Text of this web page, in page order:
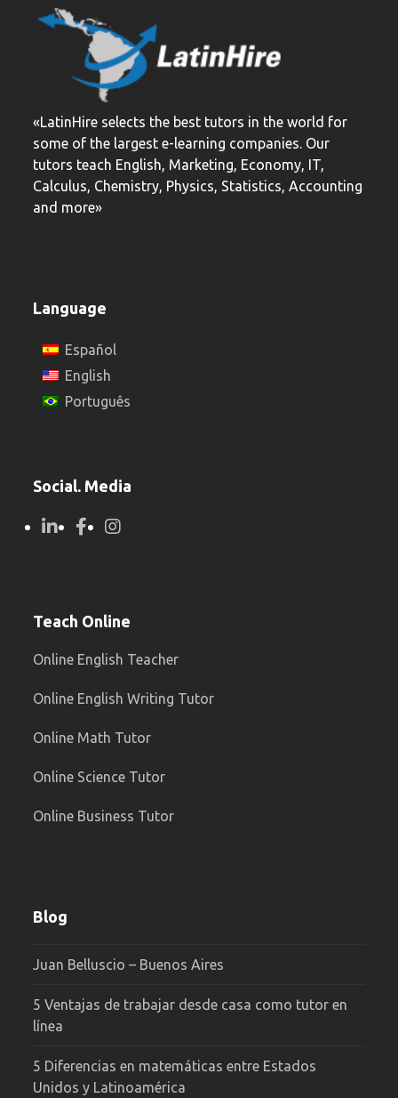
«LatinHire selects the best tutors in the world for
some of the largest e-learning companies. Our
tutors teach English, Marketing, Economy, IT,
Calculus, Chemistry, Physics, Statistics, Accounting
and more»
Language
Español
English
Português
Social. Media
Teach Online
Online English Teacher
Online English Writing Tutor
Online Math Tutor
Online Science Tutor
Online Business Tutor
Blog
Juan Belluscio – Buenos Aires
5 Ventajas de trabajar desde casa como tutor en
línea
5 Diferencias en matemáticas entre Estados
Unidos y Latinoamérica